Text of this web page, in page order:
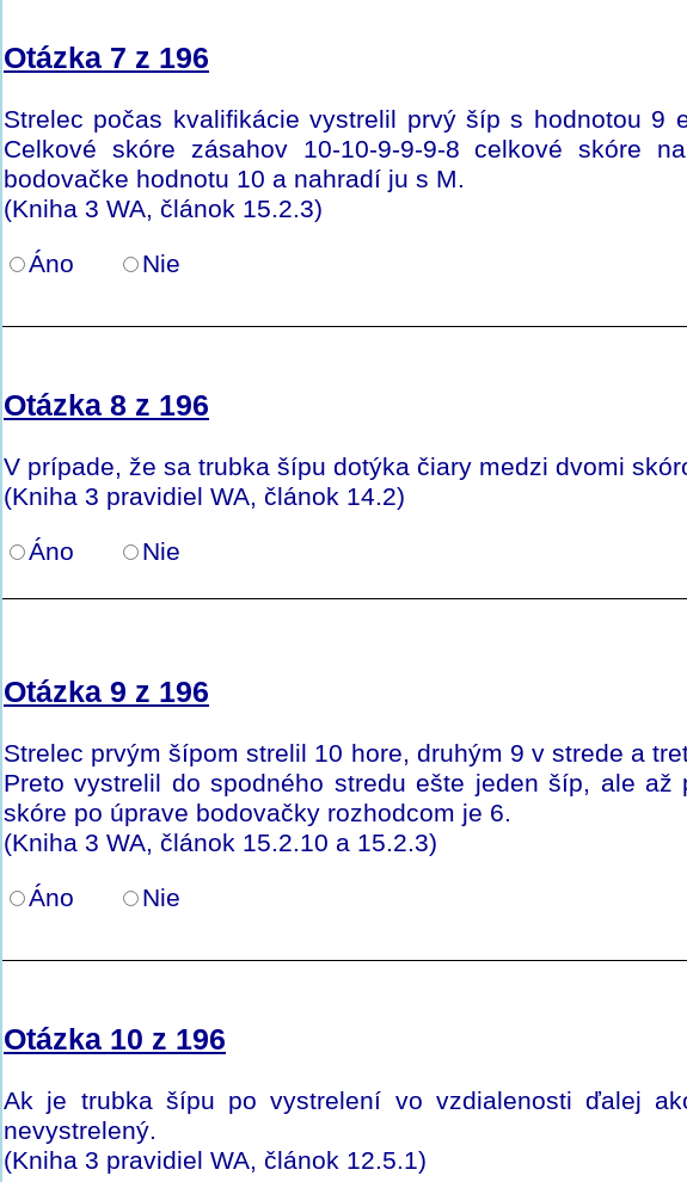
Otázka 7 z 196
Strelec počas kvalifikácie vystrelil prvý šíp s hodnotou 9
Celkové skóre zásahov 10-10-9-9-9-8 celkové skóre
bodovačke hodnotu 10 a nahradí ju s M.
(Kniha 3 WA, článok 15.2.3)
Áno
Nie
Otázka 8 z 196
V prípade, že sa trubka šípu dotýka čiary medzi dvomi
(Kniha 3 pravidiel WA, článok 14.2)
Áno
Nie
Otázka 9 z 196
Strelec prvým šípom strelil 10 hore, druhým 9 v strede a
Preto vystrelil do spodného stredu ešte jeden šíp, ale
skóre po úprave bodovačky rozhodcom je 6.
(Kniha 3 WA, článok 15.2.10 a 15.2.3)
Áno
Nie
Otázka 10 z 196
Ak je trubka šípu po vystrelení vo vzdialenosti ďalej
nevystrelený.
(Kniha 3 pravidiel WA, článok 12.5.1)